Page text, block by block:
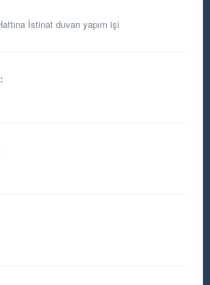
İstinat duvarı yapım işi